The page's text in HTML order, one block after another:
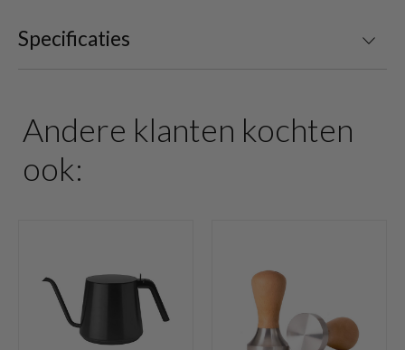
Specificaties
Andere klanten kochten
ook: